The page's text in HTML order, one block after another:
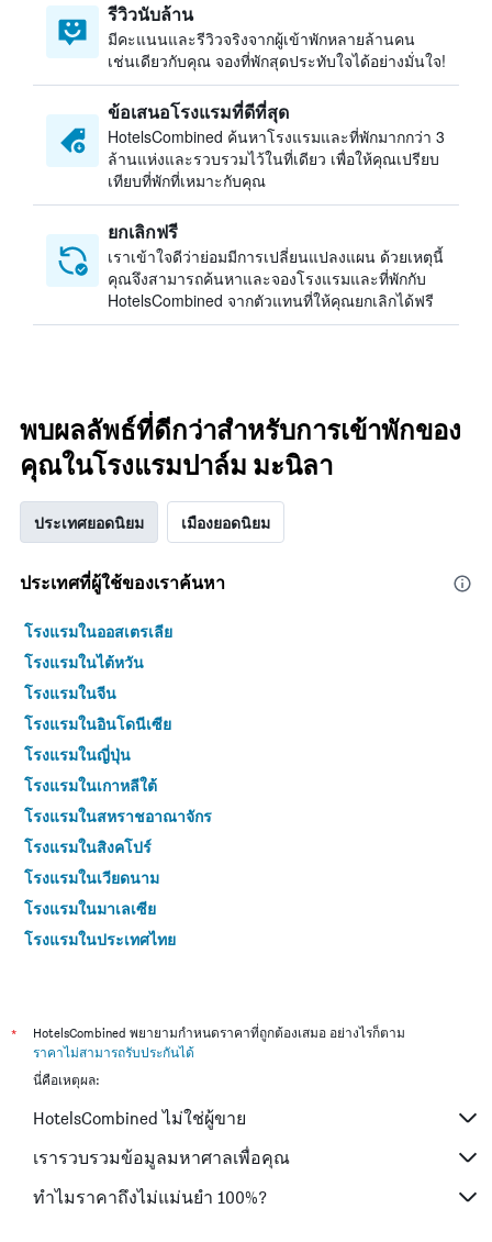
รีวิวนับล้าน
มีคะแนนและรีวิวจริงจากผู้เข้าพักหลายล้านคน
เช่นเดียวกับคุณ จองที่พักสุดประทับใจได้อย่างมั่นใจ!
ข้อเสนอโรงแรมที่ดีที่สุด
HotelsCombined ค้นหาโรงแรมและที่พักมากกว่า 3
ล้านแห่งและรวบรวมไว้ในที่เดียว เพื่อให้คุณเปรียบ
เทียบที่พักที่เหมาะกับคุณ
ยกเลิกฟรี
เราเข้าใจดีว่าย่อมมีการเปลี่ยนแปลงแผน ด้วยเหตุนี้
คุณจึงสามารถค้นหาและจองโรงแรมและที่พักกับ
HotelsCombined จากตัวแทนที่ให้คุณยกเลิกได้ฟรี
พบผลลัพธ์ที่ดีกว่าสำหรับการเข้าพักของ
คุณในโรงแรมปาล์ม มะนิลา
ประเทศยอดนิยม เมืองยอดนิยม
ประเทศที่ผู้ใช้ของเราค้นหา
โรงแรมในออสเตรเลีย
โรงแรมในไต้หวัน
โรงแรมในจีน
โรงแรมในอินโดนีเซีย
โรงแรมในญี่ปุ่น
โรงแรมในเกาหลีใต้
โรงแรมในสหราชอาณาจักร
โรงแรมในสิงคโปร์
โรงแรมในเวียดนาม
โรงแรมในมาเลเซีย
โรงแรมในประเทศไทย
*
HotelsCombined พยายามกำหนดราคาที่ถูกต้องเสมอ อย่างไรก็ตาม
ราคาไม่สามารถรับประกันได้
นี่คือเหตุผล:
HotelsCombined ไม่ใช่ผู้ขาย
เรารวบรวมข้อมูลมหาศาลเพื่อคุณ
ทำไมราคาถึงไม่แม่นยำ 100%?